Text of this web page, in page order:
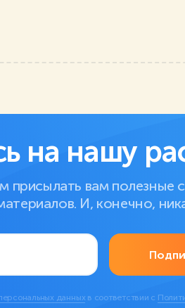
на нашу
присылать вам полезные
И, конечно,
данных в соответствии с